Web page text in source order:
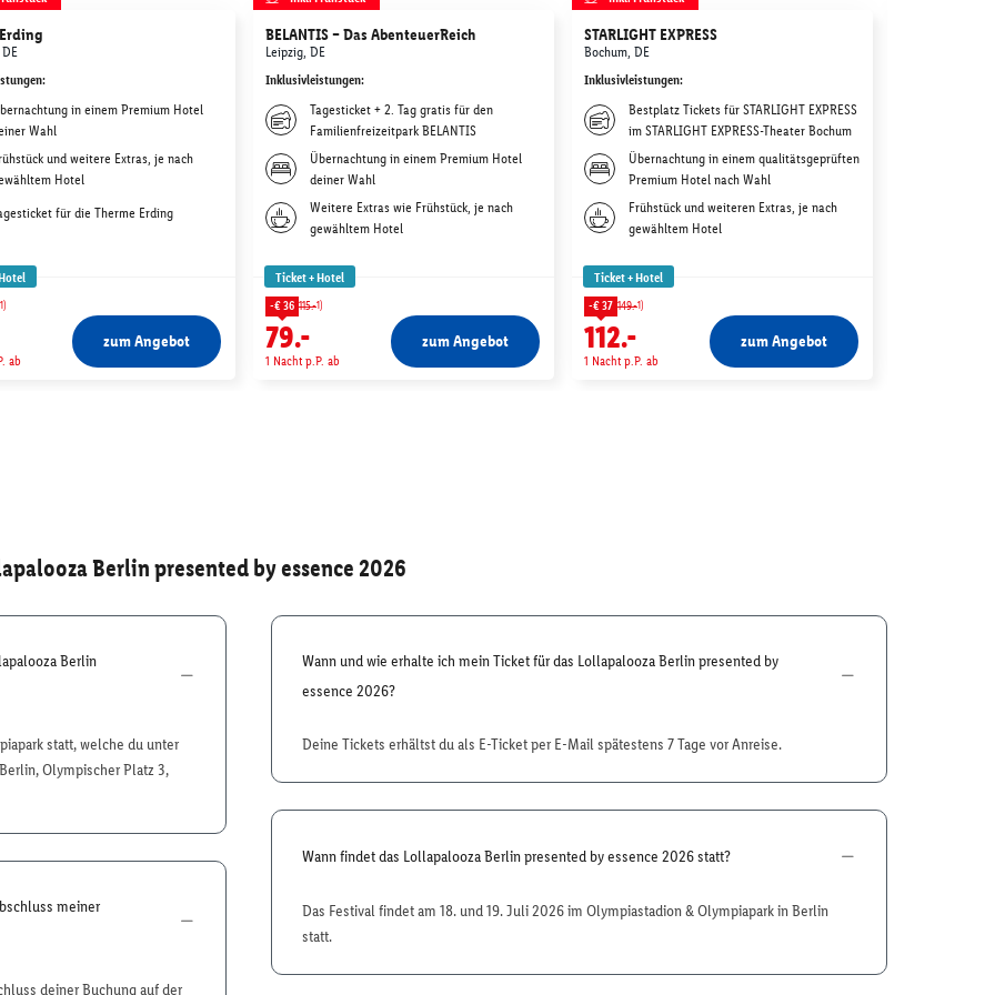
:
in einem Premium Hotel
Wahl
und weitere Extras, je nach
Hotel
für die Therme Erding
1)
ab
zum Angebot
BELANTIS – Das AbenteuerReich
Leipzig, DE
Inklusivleistungen:
Tagesticket + 2. Tag gratis für den
Familienfreizeitpark BELANTIS
Übernachtung in einem Premium Hotel
deiner Wahl
Weitere Extras wie Frühstück, je nach
gewähltem Hotel
Ticket + Hotel
-€ 36 115.-1)
79.-
1 Nacht p.P. ab
zum Angebot
STARLIGHT EXPRESS
Bochum, DE
Inklusivleistungen:
Bestplatz Tickets für STARLIGHT EXPRESS
im STARLIGHT EXPRESS-Theater Bochum
Übernachtung in einem qualitätsgeprüften
Premium Hotel nach Wahl
Frühstück und weiteren Extras, je nach
gewähltem Hotel
Ticket + Hotel
-€ 37 149.-1)
112.-
1 Nacht p.P. ab
zum Angebot
Berlin presented by essence 2026
Berlin
statt, welche du unter
Olympischer Platz 3,
meiner
deiner Buchung auf der
Wann und wie erhalte ich mein Ticket für das Lollapalooza Berlin presented by
essence 2026?
Deine Tickets erhältst du als E-Ticket per E-Mail spätestens 7 Tage vor Anreise.
Wann findet das Lollapalooza Berlin presented by essence 2026 statt?
Das Festival findet am 18. und 19. Juli 2026 im Olympiastadion & Olympiapark in Berlin
statt.